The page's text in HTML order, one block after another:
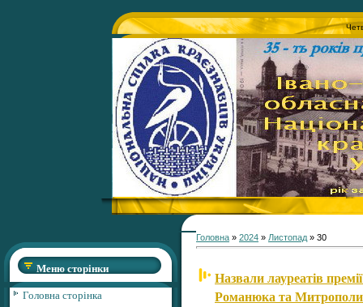
Меню сторінки
Головна сторінка
Головна » 2024 » Листопад » 30
Назвали лауреатів
Романюка та